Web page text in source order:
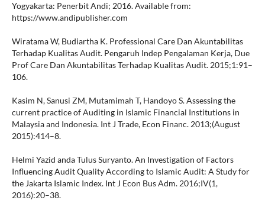
Yogyakarta: Penerbit Andi; 2016. Available from:
https://www.andipublisher.com
Wiratama W, Budiartha K. Professional Care Dan Akuntabilitas
Terhadap Kualitas Audit. Pengaruh Indep Pengalaman Kerja, Due
Prof Care Dan Akuntabilitas Terhadap Kualitas Audit. 2015;1:91–
106.
Kasim N, Sanusi ZM, Mutamimah T, Handoyo S. Assessing the
current practice of Auditing in Islamic Financial Institutions in
Malaysia and Indonesia. Int J Trade, Econ Financ. 2013;(August
2015):414–8.
Helmi Yazid anda Tulus Suryanto. An Investigation of Factors
Influencing Audit Quality According to Islamic Audit: A Study for
the Jakarta Islamic Index. Int J Econ Bus Adm. 2016;IV(1,
2016):20–38.